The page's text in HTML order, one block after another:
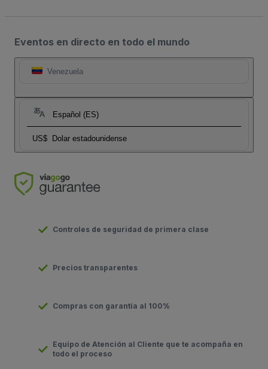
Eventos en directo en todo el mundo
Venezuela
Español (ES)
US$ Dolar estadounidense
Controles de seguridad de primera clase
Precios transparentes
Compras con garantía al 100%
Equipo de Atención al Cliente que te acompaña en
todo el proceso